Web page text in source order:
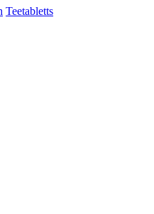
Teetabletts